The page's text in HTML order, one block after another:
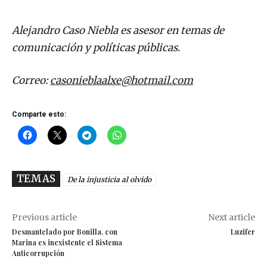
Alejandro Caso Niebla es asesor en temas de
comunicación y políticas públicas.
Correo:casonieblaalxe@hotmail.com
Comparte esto:
TEMAS De la injusticia al olvido
Previous article
Desmantelado por Bonilla, con
Marina es inexistente el Sistema
Anticorrupción
Next article
Luzifer